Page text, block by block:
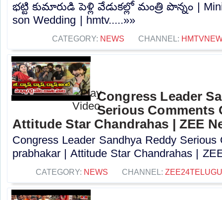
భట్టి కుమారుడి పెళ్లి వేడుకల్లో మంత్రి పొన్నం |
son Wedding | hmtv.....»»
CATEGORY: NEWS CHANNEL:
Congress Leader
Serious Comments
Attitude Star Chandrahas | ZEE
Congress Leader Sandhya Reddy Serious
prabhakar | Attitude Star Chandrahas |
CATEGORY: NEWS CHANNEL: